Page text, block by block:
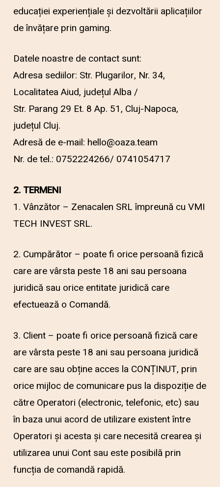
educației experiențiale și dezvoltării aplicațiilor
de învățare prin gaming.
Datele noastre de contact sunt:
Adresa sediilor: Str. Plugarilor, Nr. 34,
Localitatea Aiud, județul Alba /
Str. Parang 29 Et. 8 Ap. 51, Cluj-Napoca,
județul Cluj.
Adresă de e-mail: hello@oaza.team
Nr. de tel.: 0752224266/ 0741054717
2. TERMENI
1. Vânzător – Zenacalen SRL împreună cu VMI
TECH INVEST SRL.
2. Cumpărător – poate fi orice persoană fizică
care are vârsta peste 18 ani sau persoana
juridică sau orice entitate juridică care
efectuează o Comandă.
3. Client – poate fi orice persoană fizică care
are vârsta peste 18 ani sau persoana juridică
care are sau obține acces la CONȚINUT, prin
orice mijloc de comunicare pus la dispoziție de
către Operatori (electronic, telefonic, etc) sau
în baza unui acord de utilizare existent între
Operatori și acesta și care necesită crearea și
utilizarea unui Cont sau este posibilă prin
funcția de comandă rapidă.